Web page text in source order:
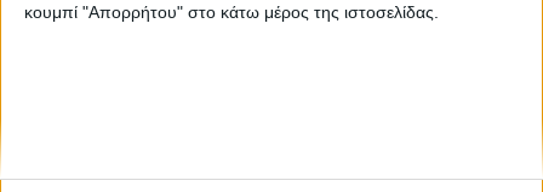
κουμπί "Απορρήτου" στο κάτω μέρος της ιστοσελίδας.